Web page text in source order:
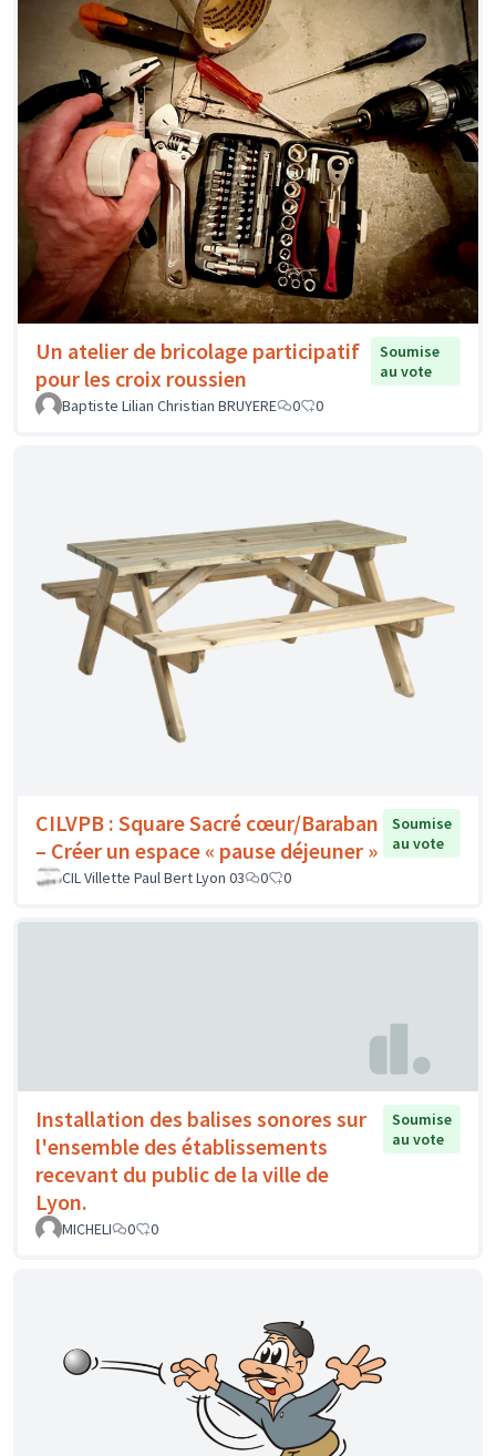
Un atelier de bricolage participatif
pour les croix roussien
Soumise
au vote
Baptiste Lilian Christian BRUYERE
0 0
CILVPB : Square Sacré cœur/Baraban
– Créer un espace « pause déjeuner »
Soumise
au vote
CIL Villette Paul Bert Lyon 03
0 0
Installation des balises sonores sur
l'ensemble des établissements
recevant du public de la ville de
Lyon.
Soumise
au vote
MICHELI 0 0